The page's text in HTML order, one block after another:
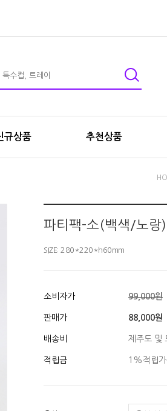
규상품 추천상품
파티팩-소(백색/노
SIZE: 280*220*h60mm
소비자가 99,000원
판매가 88,000원
배송비 제주도 및
적립금 1%적립